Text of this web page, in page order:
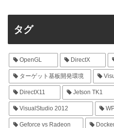
タグ
OpenGL DirectX
ターゲット基板開発環境
DirectX11 Jetson TK1
VisualStudio 2012
Geforce vs Radeon